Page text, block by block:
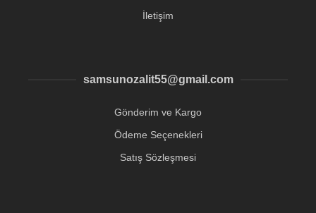
İletişim
samsunozalit55@gmail.com
Gönderim ve Kargo
Ödeme Seçenekleri
Satış Sözleşmesi